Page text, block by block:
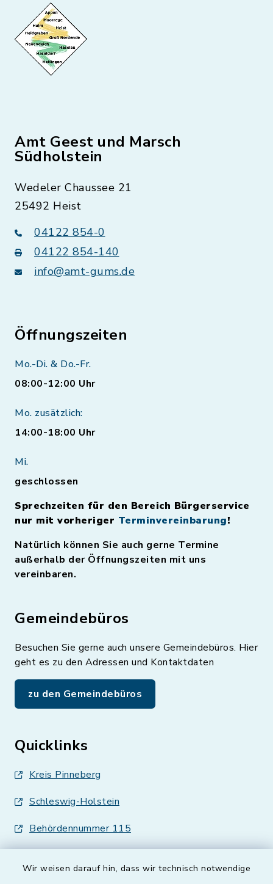
Wir weisen darauf hin, dass wir technisch notwendige
Amt Geest und Marsch
Südholstein
Wedeler Chaussee 21
25492 Heist
04122 854-0
04122 854-140
info@amt-gums.de
Öffnungszeiten
Mo.-Di. & Do.-Fr.
08:00-12:00 Uhr
Mo. zusätzlich:
14:00-18:00 Uhr
Mi.
geschlossen
Sprechzeiten für den Bereich Bürgerservice
nur mit vorheriger Terminvereinbarung!
Natürlich können Sie auch gerne Termine
außerhalb der Öffnungszeiten mit uns
vereinbaren.
Gemeindebüros
Besuchen Sie gerne auch unsere Gemeindebüros. Hier
geht es zu den Adressen und Kontaktdaten
zu den Gemeindebüros
Quicklinks
Kreis Pinneberg
Schleswig-Holstein
Behördennummer 115